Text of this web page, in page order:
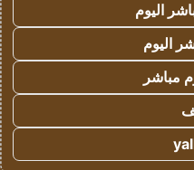
اليوم
اليوم
مباشر